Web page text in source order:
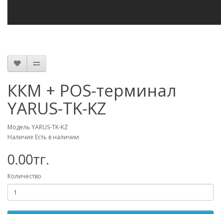
ККМ + POS-терминал
YARUS-TK-KZ
Модель YARUS-TK-KZ
Наличие Есть в наличии
0.00тг.
Количество